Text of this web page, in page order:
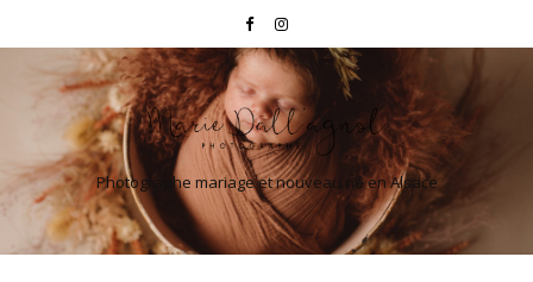
Photographe mariage et nouveau né en Alsace